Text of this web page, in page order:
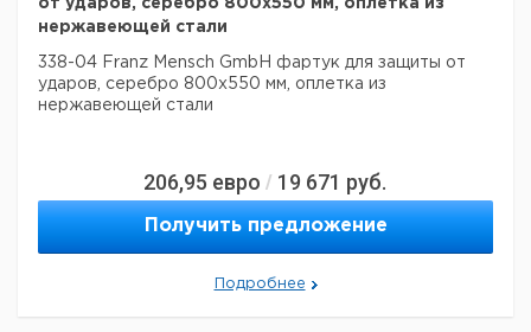
от ударов, серебро 800x550 мм, оплетка из
нержавеющей стали
338-04 Franz Mensch GmbH фартук для защиты от
ударов, серебро 800x550 мм, оплетка из
нержавеющей стали
206,95 евро / 19 671 руб.
Получить предложение
Подробнее